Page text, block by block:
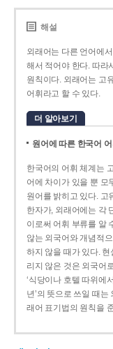
해설
외래어는 다른 언어에
해서 적어야 한다. 따라
원칙이다. 외래어는 고
어휘라고 할 수 있다.
더 알아보기
원어에 따른 한국어 어
한국어의 어휘 체계는
어에 차이가 있을 뿐 모
원어를 밝히고 있다. 고
한자가, 외래어에는 각
이로써 어휘 부류를 알
않는 외국어와 개념적
하지 않을 때가 있다.
리지 않은 것은 외국어
‘식당이나 호텔 따위에
년’의 뜻으로 쓰일 때
래어 표기법의 원칙을